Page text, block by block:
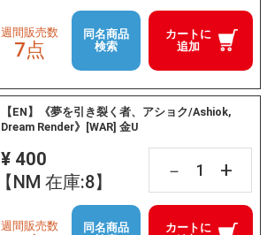
カートに
追加
週間販売数
7点
同名商品
検索
【EN】《夢を引き裂く者、アショク/Ashiok,
Dream Render》[WAR] 金U
¥ 400
【NM 在庫:8】
－ +
カートに
週間販売数
同名商品